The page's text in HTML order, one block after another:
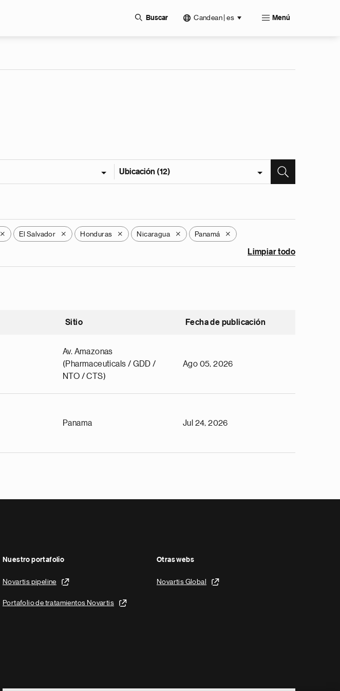
Buscar Candean | es Menú
Ubicación (12)
X El Salvador X Honduras X Nicaragua X Panamá X
Limpiar todo
Sitio Fecha de publicación
Av. Amazonas
(Pharmaceuticals / GDD /
NTO / CTS)
Ago 05, 2026
Panama Jul 24, 2026
Nuestro portafolio
Novartis pipeline
Portafolio de tratamientos Novartis
Otras webs
Novartis Global